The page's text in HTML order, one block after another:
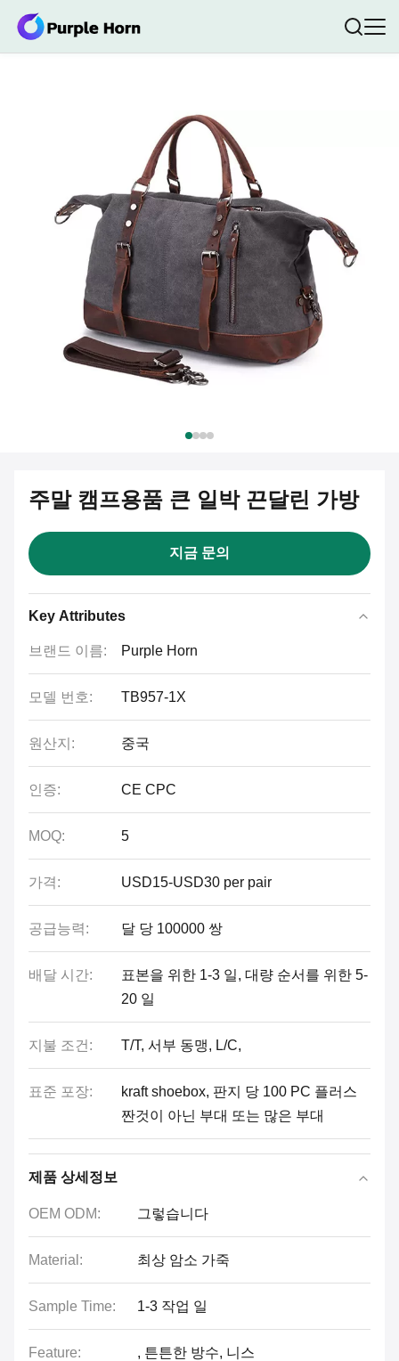
주말 캠프용품 큰 일박 끈달린 가방
지금 문의
Key Attributes
브랜드 이름: Purple Horn
모델 번호: TB957-1X
원산지: 중국
인증: CE CPC
MOQ: 5
가격: USD15-USD30 per pair
공급능력: 달 당 100000 쌍
배달 시간:
표본을 위한 1-3 일, 대량 순서를 위한 5-
20 일
지불 조건: T/T, 서부 동맹, L/C,
표준 포장:
kraft shoebox, 판지 당 100 PC 플러스
짠것이 아닌 부대 또는 많은 부대
제품 상세정보
OEM ODM: 그렇습니다
Material: 최상 암소 가죽
Sample Time: 1-3 작업 일
Feature: , 튼튼한 방수, 니스